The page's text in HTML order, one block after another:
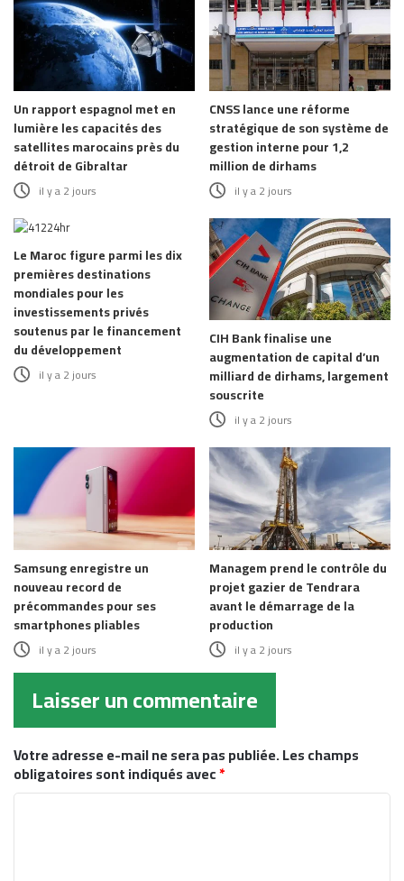
Un rapport espagnol met en
lumière les capacités des
satellites marocains près du
détroit de Gibraltar
il y a 2 jours
CNSS lance une réforme
stratégique de son système de
gestion interne pour 1,2
million de dirhams
il y a 2 jours
Le Maroc figure parmi les dix
premières destinations
mondiales pour les
investissements privés
soutenus par le financement
du développement
il y a 2 jours
CIH Bank finalise une
augmentation de capital d’un
milliard de dirhams, largement
souscrite
il y a 2 jours
Samsung enregistre un
nouveau record de
précommandes pour ses
smartphones pliables
il y a 2 jours
Managem prend le contrôle du
projet gazier de Tendrara
avant le démarrage de la
production
il y a 2 jours
Laisser un commentaire
Votre adresse e-mail ne sera pas publiée.Les champs
obligatoires sont indiqués avec*